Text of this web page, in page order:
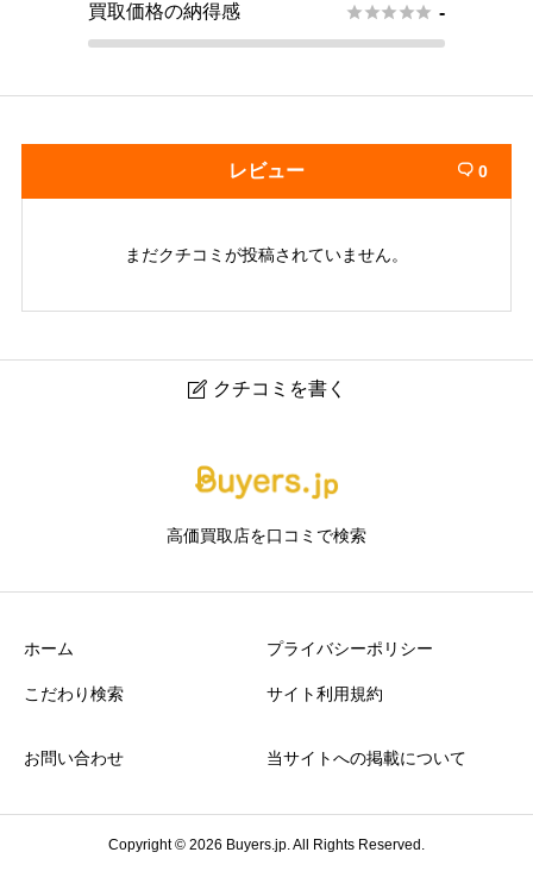
買取価格の納得感  -
レビュー  0
まだクチコミが投稿されていません。
 クチコミを書く
属・ブランド品買取専門店
アクセスの良さ 必須
星の数をお選びください  
高価買取店を口コミで検索
ホーム
こだわり検索
プライバシーポリシー
サイト利用規約
お問い合わせ 当サイトへの掲載について
Copyright © 2026 Buyers.jp. All Rights Reserved.